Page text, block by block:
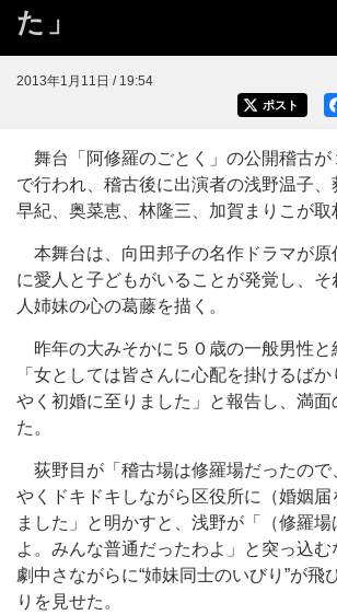
た」
2013年1月11日 / 19:54
ポスト
舞台「阿修羅のごとく」の公開稽古が
で行われ、稽古後に出演者の浅野温子、
早紀、奥菜恵、林隆三、加賀まりこが取
本舞台は、向田邦子の名作ドラマが原
に愛人と子どもがいることが発覚し、そ
人姉妹の心の葛藤を描く。
昨年の大みそかに５０歳の一般男性と
「女としては皆さんに心配を掛けるば
やく初婚に至りました」と報告し、満
た。
荻野目が「稽古場は修羅場だったので
やくドキドキしながら区役所に（婚姻届
ました」と明かすと、浅野が「（修羅
よ。みんな普通だったわよ」と突っ込む
劇中さながらに“姉妹同士のいびり”が飛
りを見せた。